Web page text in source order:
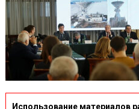
Использование материалов